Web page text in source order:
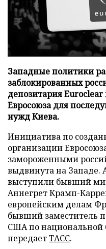
Западные политики
заблокированных
депозитария Euroclear
Евросоюза для
нужд Киева.
Инициатива по
организации
замороженными
выдвинута на Западе.
выступили бывший
Аннегрет Крамп-
европейским делам
бывший заместитель
США по национальной
передаетТАСС.